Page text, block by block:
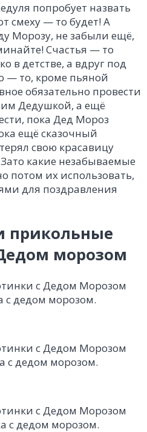
попробует назвать
смеху — то будет! А
Морозу, не забыли ещё,
Счастья — то
в детстве, а вдруг под
— то, кроме пьяной
обязательно провести
Дедушкой, а ещё
пока Дед Мороз
ещё сказочный
свою красавицу
какие незабываемые
потом их использовать,
для поздравления
прикольные
морозом
с дедом морозом.
с дедом морозом.
с дедом морозом.